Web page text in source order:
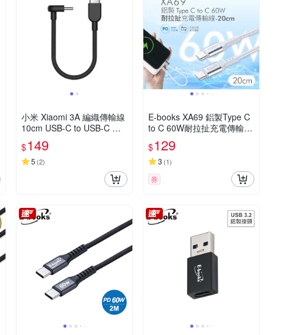
小米 Xiaomi 3A 編織傳輸線
10cm USB-C to USB-C 官
方旗艦館
$149
5 (2)
E-books XA69 鋁製Type C
to C 60W耐拉扯充電傳輸
線-20cm
$129
3 (1)
券